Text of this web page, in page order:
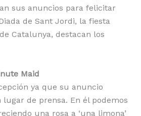
sus anuncios para felicitar
de Sant Jordi, la fiesta
Catalunya, destacan los
Maid
ya que su anuncio
lugar de prensa. En él podemos
una rosa a ‘una limona’